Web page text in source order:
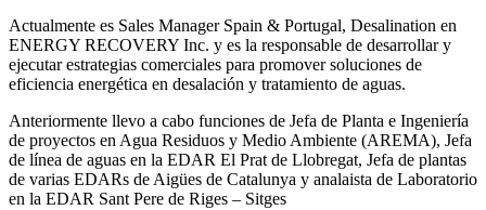
Actualmente es Sales Manager Spain & Portugal, Desalination en
ENERGY RECOVERY Inc. y es la responsable de desarrollar y
ejecutar estrategias comerciales para promover soluciones de
eficiencia energética en desalación y tratamiento de aguas.
Anteriormente llevo a cabo funciones de Jefa de Planta e Ingeniería
de proyectos en Agua Residuos y Medio Ambiente (AREMA), Jefa
de línea de aguas en la EDAR El Prat de Llobregat, Jefa de plantas
de varias EDARs de Aigües de Catalunya y analaista de Laboratorio
en la EDAR Sant Pere de Riges – Sitges